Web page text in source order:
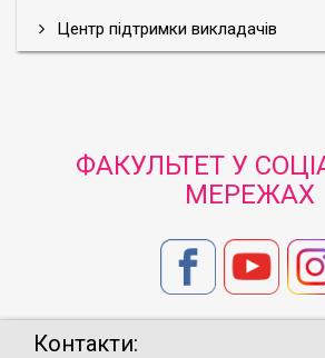
Центр підтримки викладачів
ФАКУЛЬТЕТ У
МЕРЕЖАХ
Контакти: